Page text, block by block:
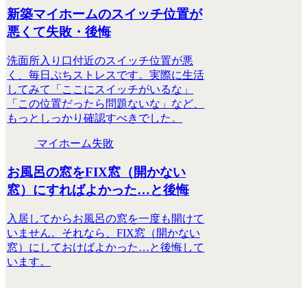
新築マイホームのスイッチ位置が
悪くて失敗・後悔
洗面所入り口付近のスイッチ位置が悪
く、毎日ぷちストレスです。実際に生活
してみて「ここにスイッチがいるな」
「この位置だったら問題ないな」など、
もっとしっかり確認すべきでした。
マイホーム失敗
お風呂の窓をFIX窓（開かない
窓）にすればよかった…と後悔
入居してからお風呂の窓を一度も開けて
いません。それなら、FIX窓（開かない
窓）にしておけばよかった…と後悔して
います。